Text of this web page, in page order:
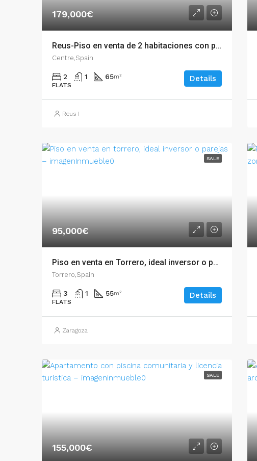
179,000€
Reus-Piso en venta de 2 habitaciones con parking en el centro – 002.06240
Centre,Spain
2 1 65m²
FLATS
Details
Reus I
SALE
95,000€
Piso en venta en Torrero, ideal inversor o parejas – 54882
Torrero,Spain
3 1 55m²
FLATS
Details
Zaragoza
SALE
155,000€